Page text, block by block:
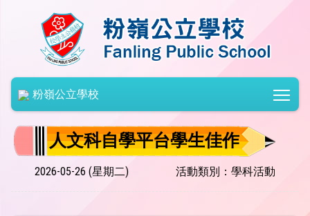
粉嶺公立學校
人文科自學平台學生佳作
2026-05-26 (星期二) 活動類別：學科活動